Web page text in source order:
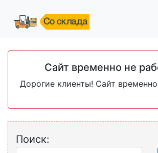
Сайт временно не
Дорогие клиенты! Сайт
Поиск: